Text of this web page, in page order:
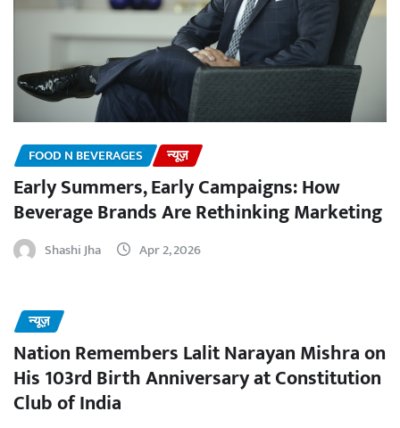
FOOD N BEVERAGES न्यूज़
Early Summers, Early Campaigns: How
Beverage Brands Are Rethinking Marketing
Shashi Jha Apr 2, 2026
न्यूज़
Nation Remembers Lalit Narayan Mishra on
His 103rd Birth Anniversary at Constitution
Club of India